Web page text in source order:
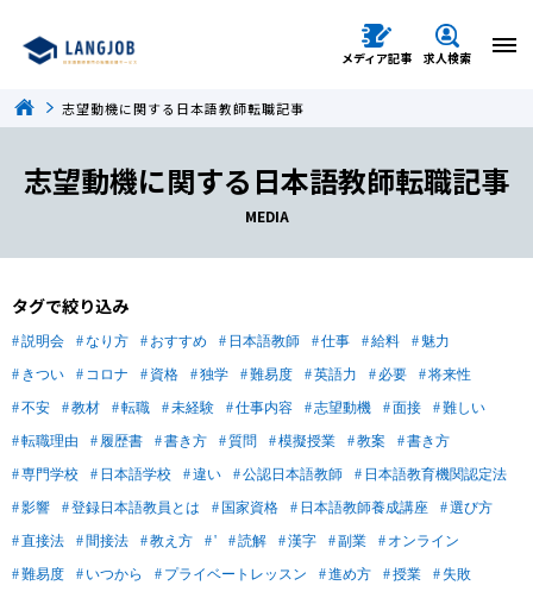
メディア記事 求人検索
志望動機に関する日本語教師転職記事
志望動機に関する日本語教師転職記事
MEDIA
タグで絞り込み
説明会 なり方 おすすめ 日本語教師 仕事 給料
魅力
きつい
コロナ 資格 独学 難易度 英語力 必要
将来性
不安
教材 転職 未経験 仕事内容 志望動機 面接
難しい
転職理由
履歴書 書き方 質問 模擬授業 教案
書き方
専門学校
日本語学校 違い 公認日本語教師
日本語教育機関認定法
影響
登録日本語教員とは 国家資格 日本語教師養成講座
選び方
直接法
間接法 教え方 ' 読解 漢字 副業
オンライン
難易度
いつから プライベートレッスン 進め方 授業
失敗